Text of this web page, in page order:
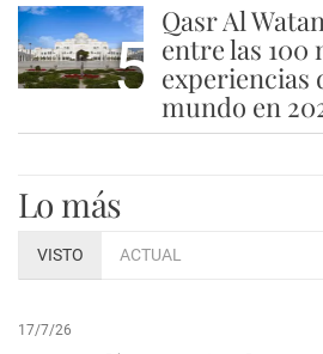
5
Qasr Al
entre las 100
experiencias
mundo en
Lo más
VISTO ACTUAL
17/7/26